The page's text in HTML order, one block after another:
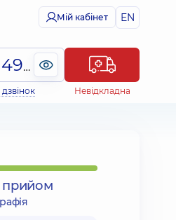
Мій кабінет EN
(044) 495-2-888
Невідкладна
прийом